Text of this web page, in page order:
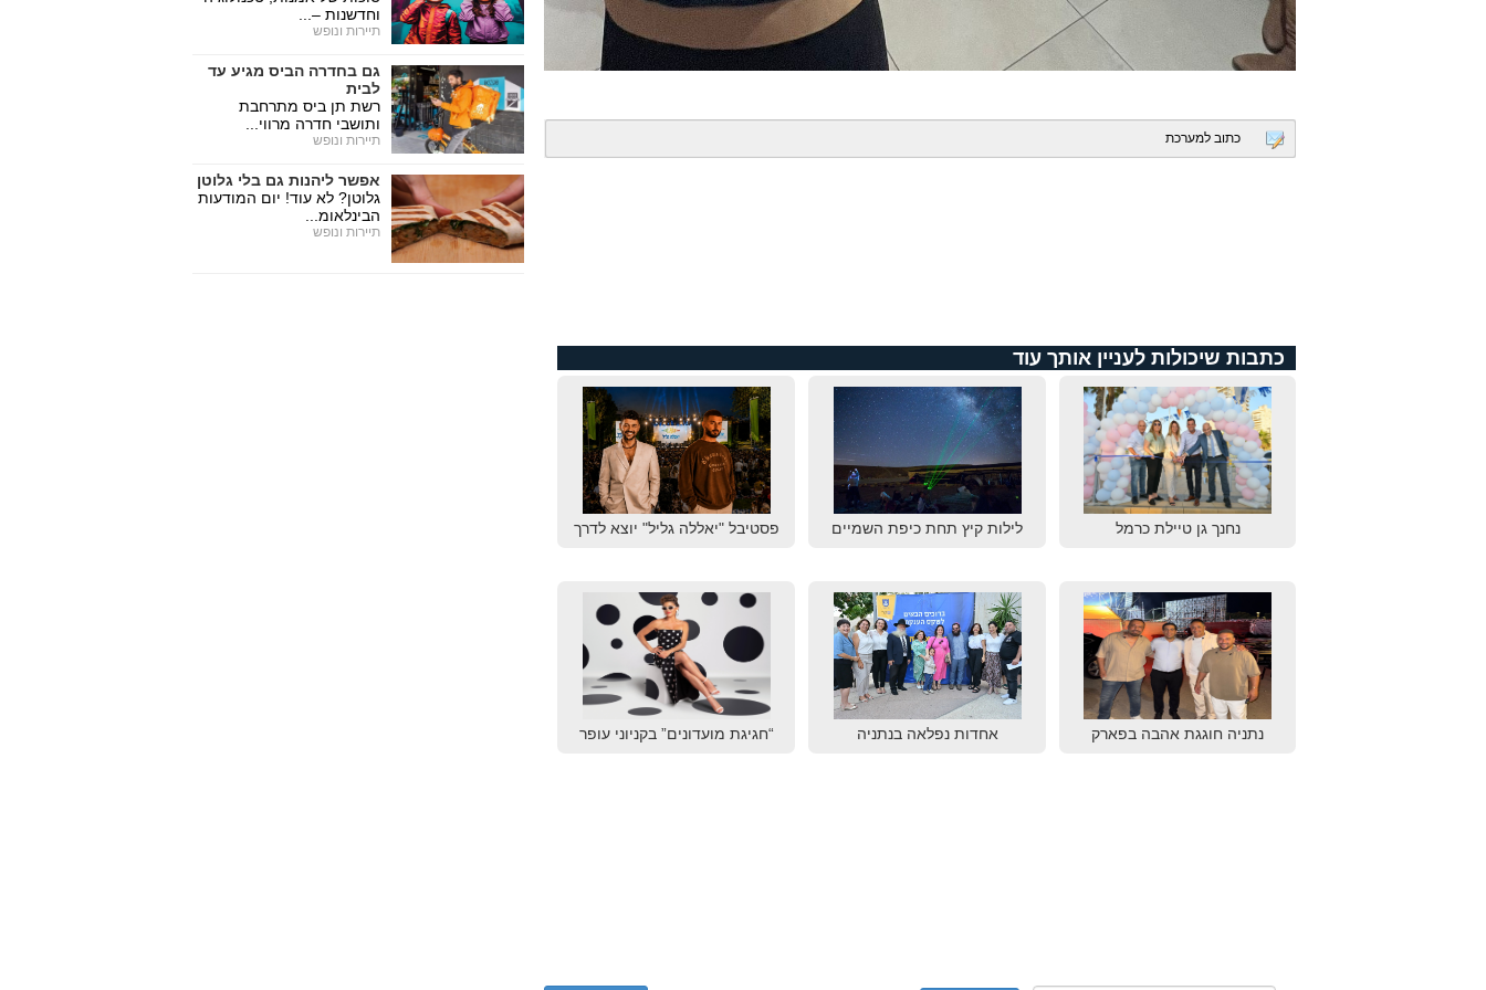
כתוב למערכת
כתבות שיכולות לעניין אותך עוד
נחנך גן טיילת כרמל לילות קיץ תחת כיפת השמיים פסטיבל "יאללה גליל" יוצא לדרך
נתניה חוגגת אהבה בפארק אחדות נפלאה בנתניה “חגיגת מועדונים” בקניוני עופר
וחדשנות –...
תיירות ונופש
גם בחדרה הביס מגיע עד
לבית
רשת תן ביס מתרחבת
ותושבי חדרה מרווי...
תיירות ונופש
אפשר ליהנות גם בלי גלוטן
גלוטן? לא עוד! יום המודעות
הבינלאומ...
תיירות ונופש